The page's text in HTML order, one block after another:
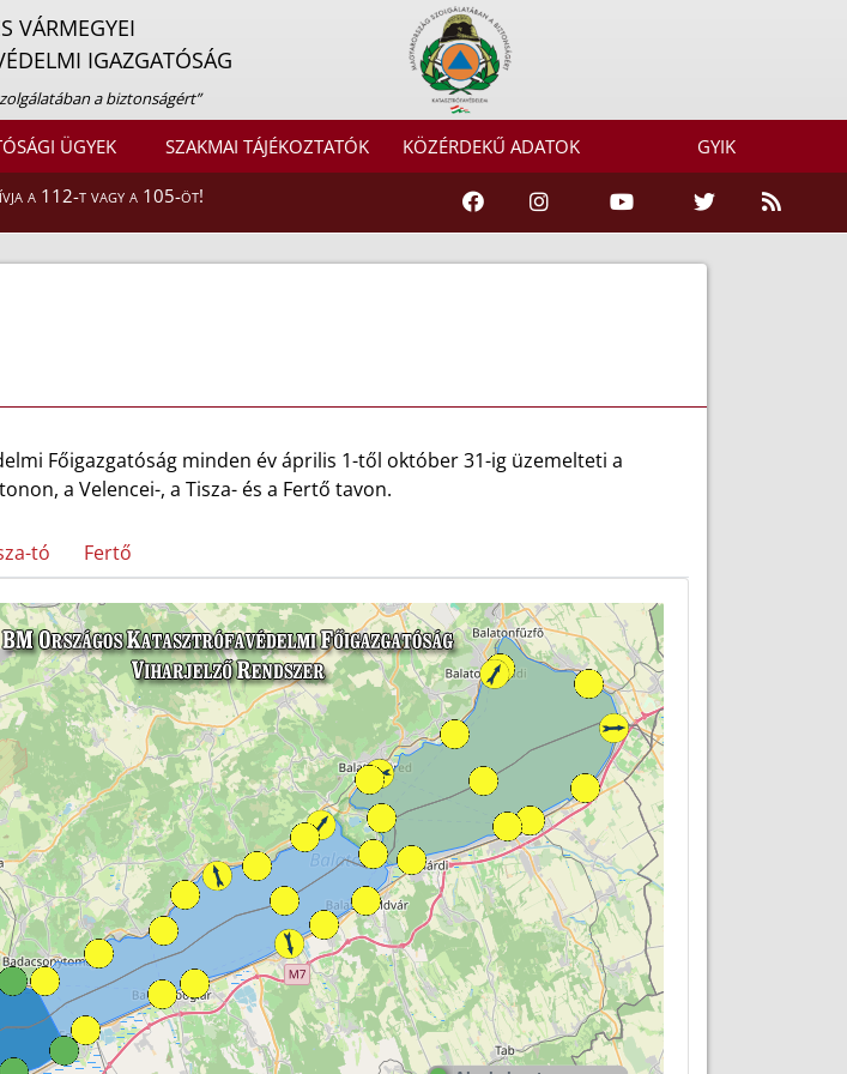
VÁRMEGYEI
IGAZGATÓSÁG
a biztonságért”
ÜGYEK SZAKMAI TÁJÉKOZTATÓK KÖZÉRDEKŰ ADATOK GYIK
a 112-t vagy a 105-öt!
Főigazgatóság minden év április 1-től október 31-ig üzemelteti a
a Velencei-, a Tisza- és a Fertő tavon.
tó Fertő